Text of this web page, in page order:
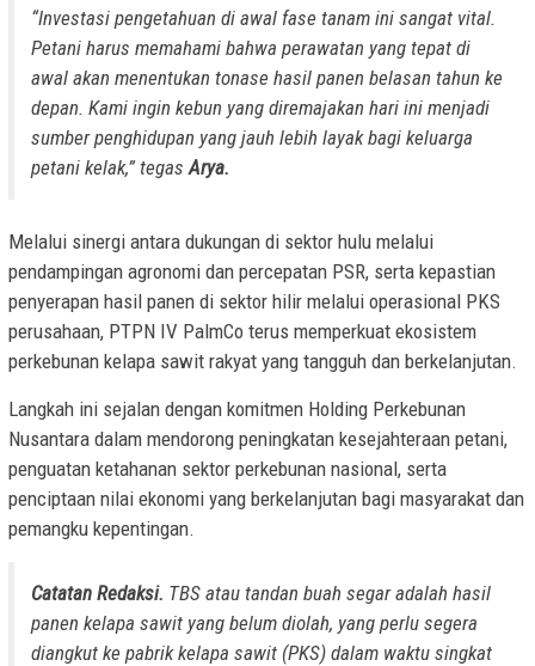
“Investasi pengetahuan di awal fase tanam ini sangat vital.
Petani harus memahami bahwa perawatan yang tepat di
awal akan menentukan tonase hasil panen belasan tahun ke
depan. Kami ingin kebun yang diremajakan hari ini menjadi
sumber penghidupan yang jauh lebih layak bagi keluarga
petani kelak,” tegas Arya.
Melalui sinergi antara dukungan di sektor hulu melalui
pendampingan agronomi dan percepatan PSR, serta kepastian
penyerapan hasil panen di sektor hilir melalui operasional PKS
perusahaan, PTPN IV PalmCo terus memperkuat ekosistem
perkebunan kelapa sawit rakyat yang tangguh dan berkelanjutan.
Langkah ini sejalan dengan komitmen Holding Perkebunan
Nusantara dalam mendorong peningkatan kesejahteraan petani,
penguatan ketahanan sektor perkebunan nasional, serta
penciptaan nilai ekonomi yang berkelanjutan bagi masyarakat dan
pemangku kepentingan.
Catatan Redaksi. TBS atau tandan buah segar adalah hasil
panen kelapa sawit yang belum diolah, yang perlu segera
diangkut ke pabrik kelapa sawit (PKS) dalam waktu singkat